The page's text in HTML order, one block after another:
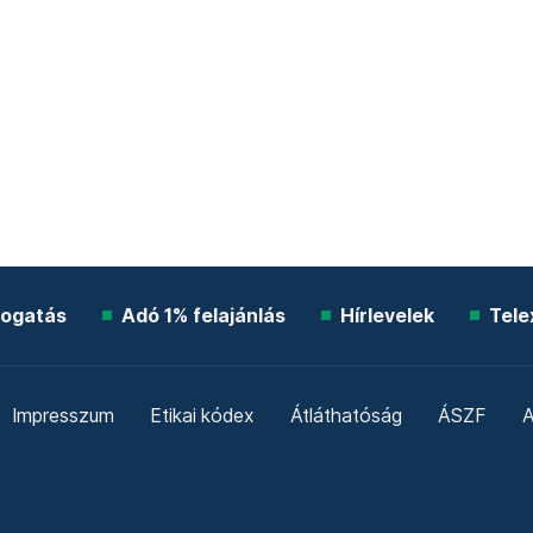
Adó 1% felajánlás Hírlevelek
Impresszum Etikai kódex Átláthatóság ÁSZF